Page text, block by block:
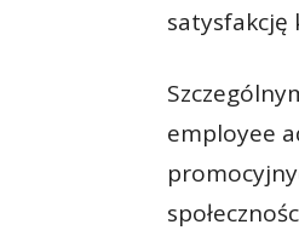
satysfakcję
employee